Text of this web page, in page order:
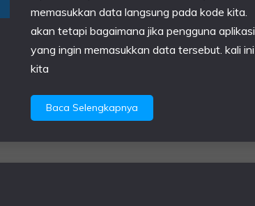
memasukkan data langsung pada kode kita.
akan tetapi bagaimana jika pengguna aplikasi
yang ingin memasukkan data tersebut. kali ini
kita
Baca Selengkapnya